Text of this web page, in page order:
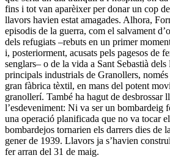
fins i tot van aparèixer per donar un cop
llavors havien estat amagades. Alhora,
episodis de la guerra, com el salvament
dels refugiats –rebuts en un primer
i, posteriorment, acusats pels pagesos de
senglars– o de la vida a Sant Sebastià
principals industrials de Granollers, només
gran fàbrica tèxtil, en mans del potent
granollerí. També ha hagut de desbrossar
l’esdeveniment: Ni va ser un bombardeig
una operació planificada que no va tocar
bombardejos tornarien els darrers dies de
gener de 1939. Llavors ja s’havien
fer arran del 31 de maig.